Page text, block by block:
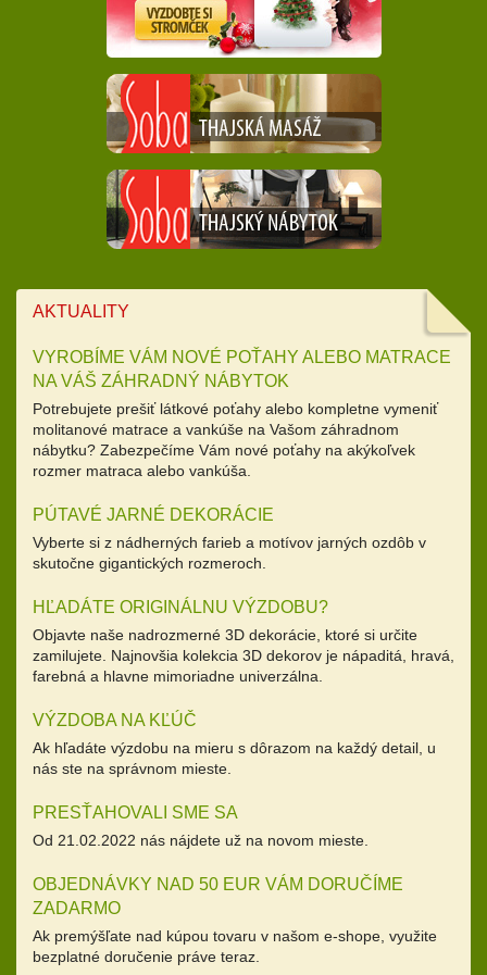
AKTUALITY
VYROBÍME VÁM NOVÉ POŤAHY ALEBO MATRACE
NA VÁŠ ZÁHRADNÝ NÁBYTOK
Potrebujete prešiť látkové poťahy alebo kompletne vymeniť
molitanové matrace a vankúše na Vašom záhradnom
nábytku? Zabezpečíme Vám nové poťahy na akýkoľvek
rozmer matraca alebo vankúša.
PÚTAVÉ JARNÉ DEKORÁCIE
Vyberte si z nádherných farieb a motívov jarných ozdôb v
skutočne gigantických rozmeroch.
HĽADÁTE ORIGINÁLNU VÝZDOBU?
Objavte naše nadrozmerné 3D dekorácie, ktoré si určite
zamilujete. Najnovšia kolekcia 3D dekorov je nápaditá, hravá,
farebná a hlavne mimoriadne univerzálna.
VÝZDOBA NA KĽÚČ
Ak hľadáte výzdobu na mieru s dôrazom na každý detail, u
nás ste na správnom mieste.
PRESŤAHOVALI SME SA
Od 21.02.2022 nás nájdete už na novom mieste.
OBJEDNÁVKY NAD 50 EUR VÁM DORUČÍME
ZADARMO
Ak premýšľate nad kúpou tovaru v našom e-shope, využite
bezplatné doručenie práve teraz.